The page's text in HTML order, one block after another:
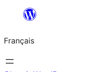
contenu
Français